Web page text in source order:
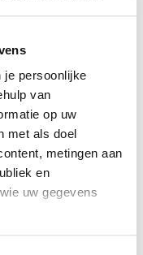
je persoonlijke
van
op uw
met als doel
metingen aan
en
uw gegevens
waarbij het risico
tafel komt. Want
alle partijen.